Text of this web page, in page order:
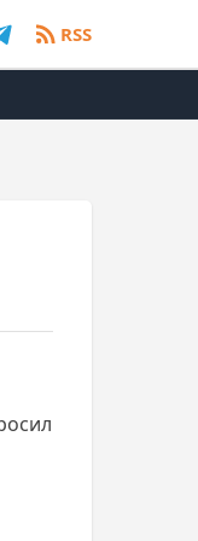
RSS